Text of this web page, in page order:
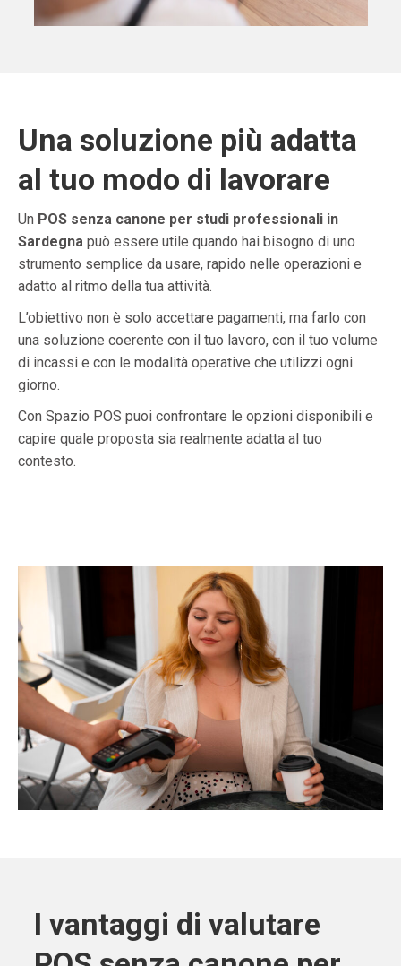
Una soluzione più adatta
al tuo modo di lavorare
Un POS senza canone per studi professionali in
Sardegna può essere utile quando hai bisogno di uno
strumento semplice da usare, rapido nelle operazioni e
adatto al ritmo della tua attività.
L’obiettivo non è solo accettare pagamenti, ma farlo con
una soluzione coerente con il tuo lavoro, con il tuo volume
di incassi e con le modalità operative che utilizzi ogni
giorno.
Con Spazio POS puoi confrontare le opzioni disponibili e
capire quale proposta sia realmente adatta al tuo
contesto.
I vantaggi di valutare